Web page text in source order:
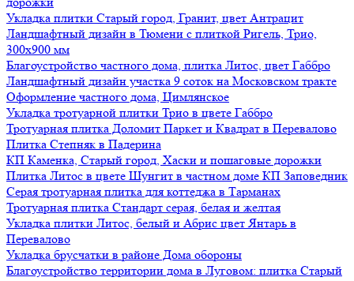
Укладка плитки Старый город, Гранит, цвет Антрацит
Ландшафтный дизайн в Тюмени с плиткой Ригель, Трио,
300х900 мм
Благоустройство частного дома, плитка Литос, цвет Габбро
Ландшафтный дизайн участка 9 соток на Московском тракте
Оформление частного дома, Цимлянское
Укладка тротуарной плитки Трио в цвете Габбро
Тротуарная плитка Доломит Паркет и Квадрат в Перевалово
Плитка Степняк в Падерина
КП Каменка, Старый город, Хаски и пошаговые дорожки
Плитка Литос в цвете Шунгит в частном доме КП Заповедник
Серая тротуарная плитка для коттеджа в Тарманах
Тротуарная плитка Стандарт серая, белая и желтая
Укладка плитки Литос, белый и Абрис цвет Янтарь в
Перевалово
Укладка брусчатки в районе Дома обороны
Благоустройство территории дома в Луговом: плитка Старый